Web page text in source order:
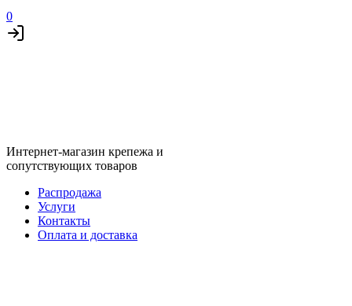
0
Интернет-магазин крепежа и
сопутствующих товаров
Распродажа
Услуги
Контакты
Оплата и доставка